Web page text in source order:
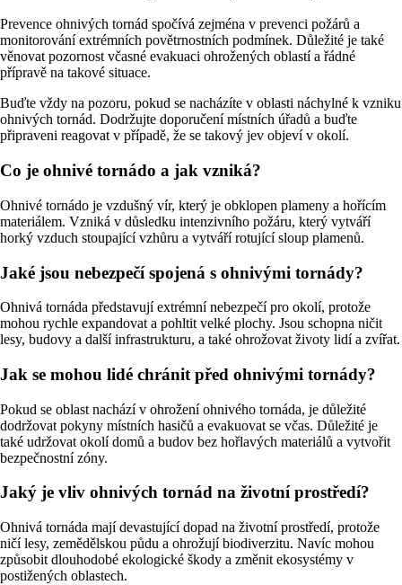
Prevence ohnivých tornád spočívá zejména v prevenci požárů a
monitorování extrémních povětrnostních podmínek. Důležité je také
věnovat pozornost včasné evakuaci ohrožených oblastí a řádné
přípravě na takové situace.
Buďte vždy na pozoru, pokud se nacházíte v oblasti náchylné k vzniku
ohnivých tornád. Dodržujte doporučení místních úřadů a buďte
připraveni reagovat v případě, že se takový jev objeví v okolí.
Co je ohnivé tornádo a jak vzniká?
Ohnivé tornádo je vzdušný vír, který je obklopen plameny a hořícím
materiálem. Vzniká v důsledku intenzivního požáru, který vytváří
horký vzduch stoupající vzhůru a vytváří rotující sloup plamenů.
Jaké jsou nebezpečí spojená s ohnivými tornády?
Ohnivá tornáda představují extrémní nebezpečí pro okolí, protože
mohou rychle expandovat a pohltit velké plochy. Jsou schopna ničit
lesy, budovy a další infrastrukturu, a také ohrožovat životy lidí a zvířat.
Jak se mohou lidé chránit před ohnivými tornády?
Pokud se oblast nachází v ohrožení ohnivého tornáda, je důležité
dodržovat pokyny místních hasičů a evakuovat se včas. Důležité je
také udržovat okolí domů a budov bez hořlavých materiálů a vytvořit
bezpečnostní zóny.
Jaký je vliv ohnivých tornád na životní prostředí?
Ohnivá tornáda mají devastující dopad na životní prostředí, protože
ničí lesy, zemědělskou půdu a ohrožují biodiverzitu. Navíc mohou
způsobit dlouhodobé ekologické škody a změnit ekosystémy v
postižených oblastech.